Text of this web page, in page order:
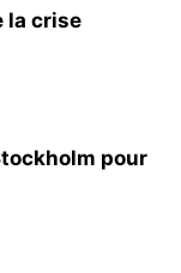
la crise
pour